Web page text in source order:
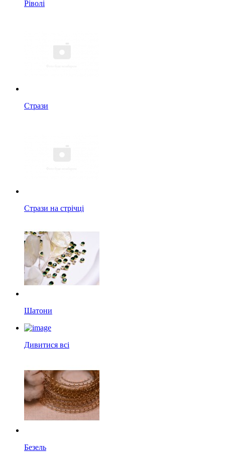
Ріволі
Стрази
Стрази на стрічці
Шатони
Дивитися всі
Безель